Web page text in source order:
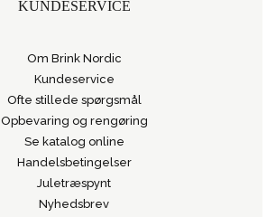
KUNDESERVICE
Om Brink Nordic
Kundeservice
Ofte stillede spørgsmål
Opbevaring og rengøring
Se katalog online
Handelsbetingelser
Juletræspynt
Nyhedsbrev